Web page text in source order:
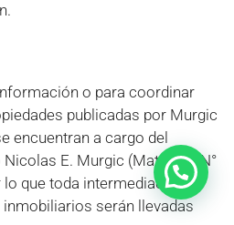
o para coordinar
publicadas por Murgic
encuentran a cargo del
E. Murgic (Matrícula N°
lo que toda intermediación y
serán llevadas